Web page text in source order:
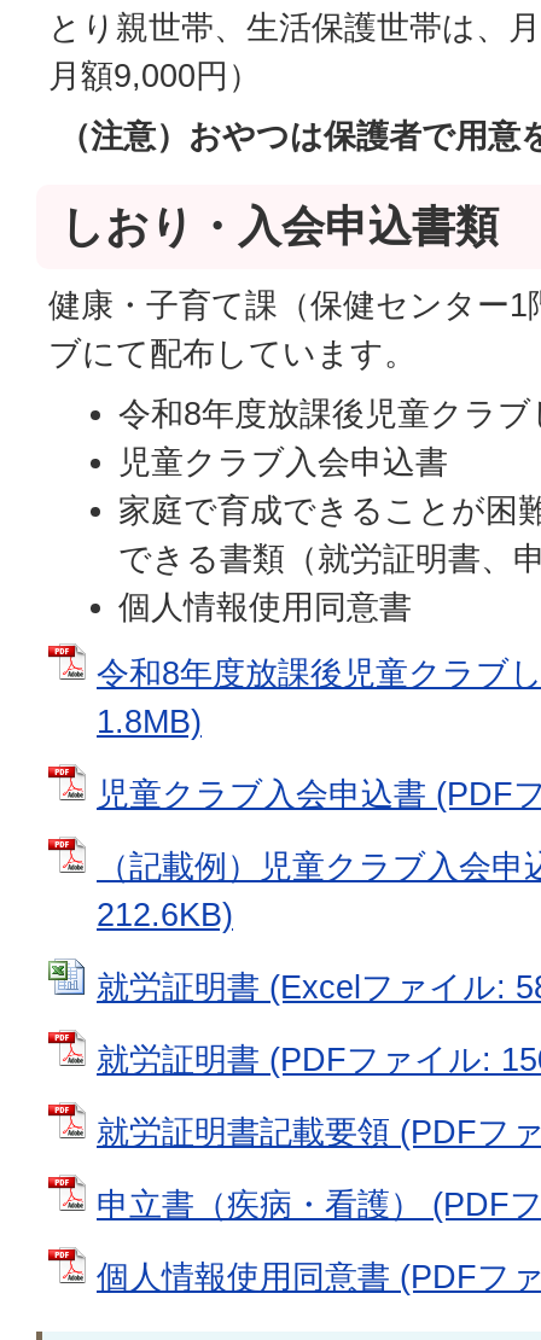
とり親世帯、生活保護世帯は、
月額9,000円）
（注意）おやつは保護者で用
しおり・入会申込書類
健康・子育て課（保健センター
ブにて配布しています。
令和8年度放課後児童クラ
児童クラブ入会申込書
家庭で育成できることが困
できる書類（就労証明書、
個人情報使用同意書
令和8年度放課後児童クラブ
1.8MB)
児童クラブ入会申込書 (PDF
（記載例）児童クラブ入会
212.6KB)
就労証明書 (Excelファイル:
就労証明書 (PDFファイル:
就労証明書記載要領 (PDFフ
申立書（疾病・看護） (PDF
個人情報使用同意書 (PDFフ